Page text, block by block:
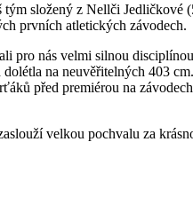
složený z Nellči
prvních atletických závodech.
pro nás velmi silnou
na neuvěřitelných 403
před premiérou na
velkou pochvalu za